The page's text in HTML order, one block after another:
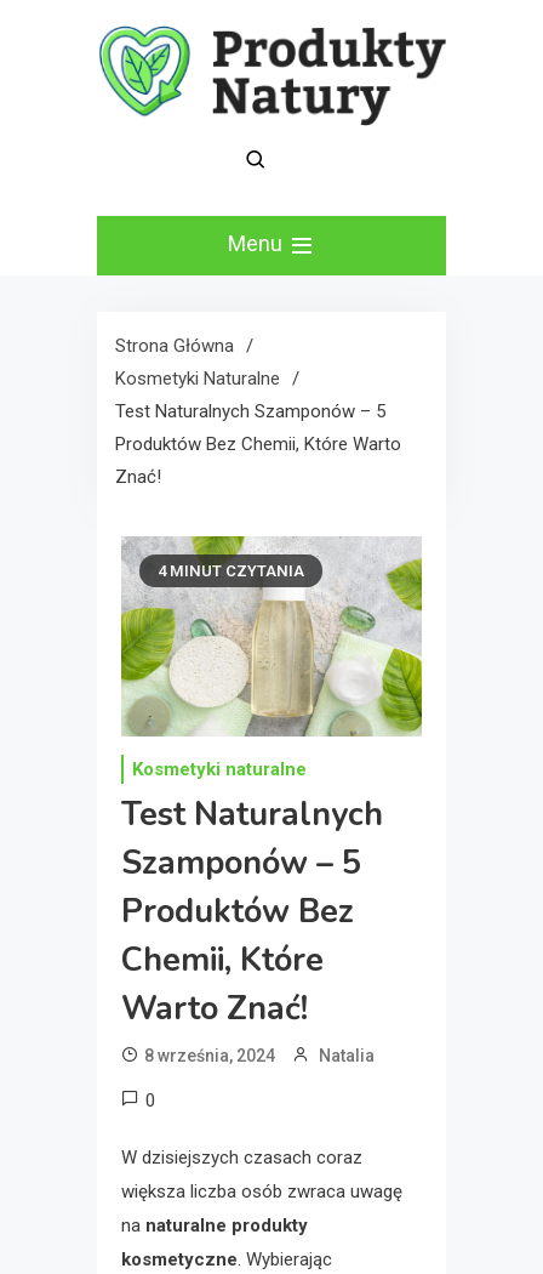
Moje recenzje
kosmetyków
naturalnych
Menu
Strona Główna
Kosmetyki Naturalne
Test Naturalnych Szamponów – 5
Produktów Bez Chemii, Które Warto
Znać!
4 MINUT CZYTANIA
Kosmetyki naturalne
Test Naturalnych
Szamponów – 5
Produktów Bez
Chemii, Które
Warto Znać!
8 września, 2024 Natalia
0
W dzisiejszych czasach coraz
większa liczba osób zwraca uwagę
na naturalne produkty
kosmetyczne. Wybierając